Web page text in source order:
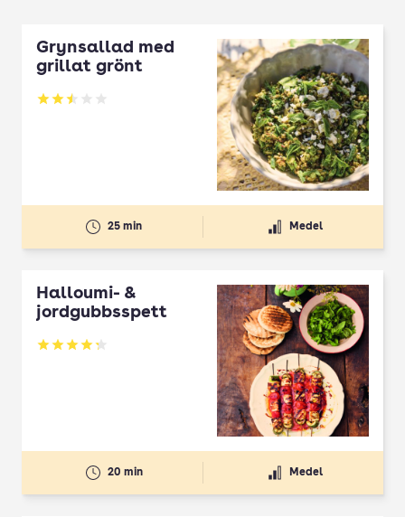
Grynsallad med
grillat grönt
Betyg: 2.5 av 5
25 min Medel
Halloumi- &
jordgubbsspett
Betyg: 4.3 av 5
20 min Medel